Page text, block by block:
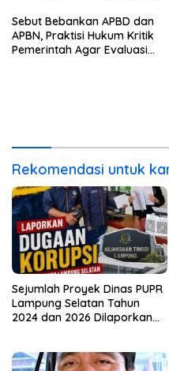
Lampung
Sebut Bebankan APBD dan
APBN, Praktisi Hukum Kritik
Pemerintah Agar Evaluasi
Rekomendasi untuk
Sejumlah Proyek Dinas PUPR
Lampung Selatan Tahun
2024 dan 2026 Dilaporkan